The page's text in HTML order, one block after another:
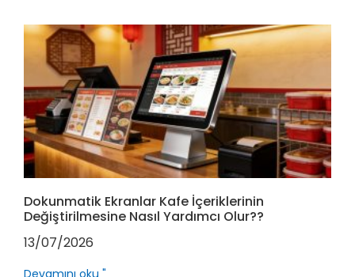
Dokunmatik Ekranlar Kafe İçeriklerinin
Değiştirilmesine Nasıl Yardımcı Olur??
13/07/2026
Devamını oku "